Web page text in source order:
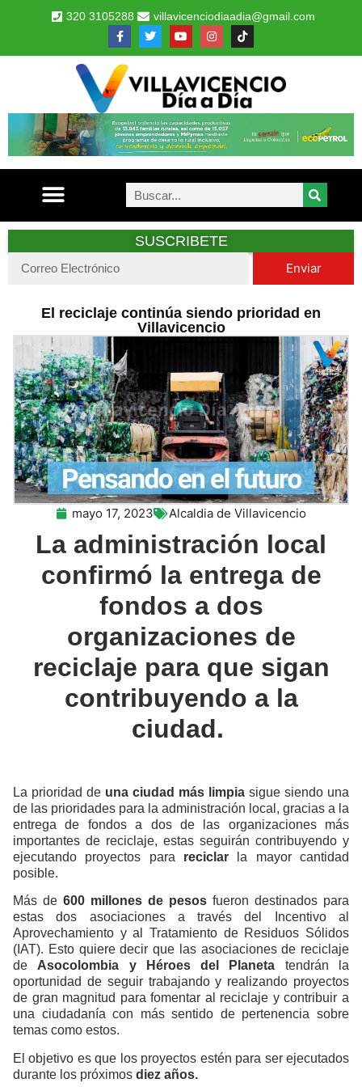
320 3105288 villavicenciodiaadia@gmail.com
SUSCRIBETE
Enviar
El reciclaje continúa siendo prioridad en
Villavicencio
mayo 17, 2023 Alcaldia de Villavicencio
La administración local
confirmó la entrega de
fondos a dos
organizaciones de
reciclaje para que sigan
contribuyendo a la
ciudad.
La prioridad de una ciudad más limpia sigue siendo una
de las prioridades para la administración local, gracias a la
entrega de fondos a dos de las organizaciones más
importantes de reciclaje, estas seguirán contribuyendo y
ejecutando proyectos para reciclar
la mayor cantidad
posible.
Más de 600 millones de pesos fueron destinados para
estas dos asociaciones a través del Incentivo al
Aprovechamiento y al Tratamiento de Residuos Sólidos
(IAT). Esto quiere decir que las asociaciones de reciclaje
deAsocolombia y Héroes del Planeta tendrán la
oportunidad de seguir trabajando y realizando proyectos
de gran magnitud para fomentar al reciclaje y contribuir a
una ciudadanía con más sentido de pertenencia sobre
temas como estos.
El objetivo es que los proyectos estén para ser ejecutados
durante los próximos diez años.